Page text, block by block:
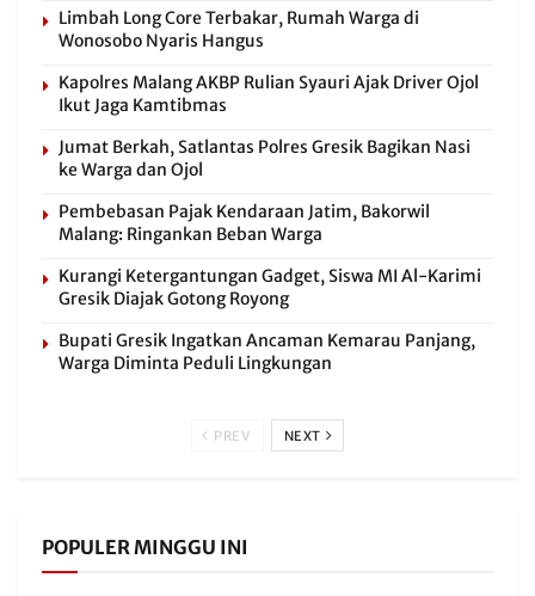
Limbah Long Core Terbakar, Rumah Warga di
Wonosobo Nyaris Hangus
Kapolres Malang AKBP Rulian Syauri Ajak Driver Ojol
Ikut Jaga Kamtibmas
Jumat Berkah, Satlantas Polres Gresik Bagikan Nasi
ke Warga dan Ojol
Pembebasan Pajak Kendaraan Jatim, Bakorwil
Malang: Ringankan Beban Warga
Kurangi Ketergantungan Gadget, Siswa MI Al-Karimi
Gresik Diajak Gotong Royong
Bupati Gresik Ingatkan Ancaman Kemarau Panjang,
Warga Diminta Peduli Lingkungan
PREV NEXT
POPULER MINGGU INI